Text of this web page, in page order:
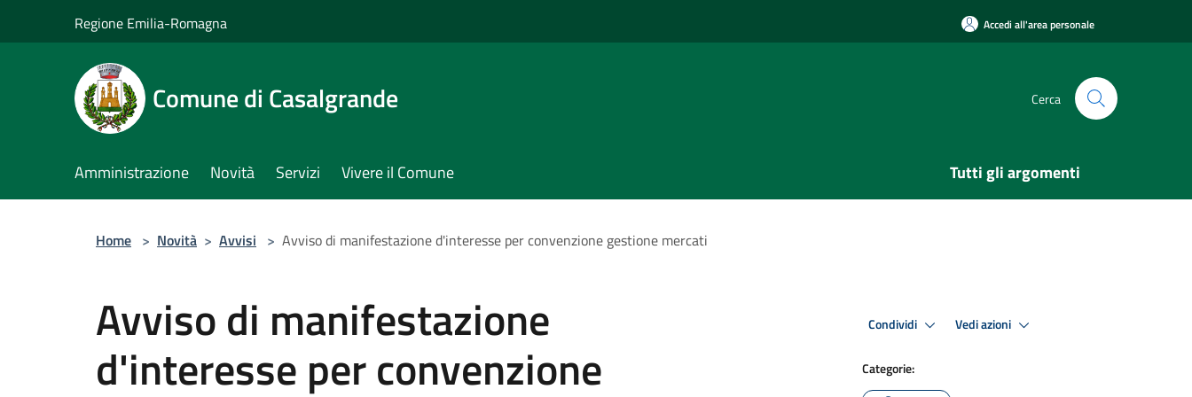
Regione Emilia-Romagna Accedi all'area personale
Comune di Casalgrande Cerca
Amministrazione Novità Servizi Vivere il Comune Tutti gli argomenti
Home > Novità > Avvisi > Avviso di manifestazione d'interesse per convenzione gestione mercati
Avviso di manifestazione
d'interesse per convenzione
Condividi Vedi azioni
Categorie: